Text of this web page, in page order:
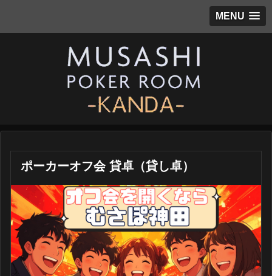
MENU
ポーカーオフ会 貸卓（貸し卓）